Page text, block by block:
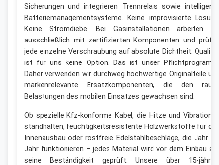
Sicherungen und integrieren Trennrelais sowie
Batteriemanagementsysteme. Keine improvisierte
Keine Stromdiebe. Bei Gasinstallationen arbeiten
ausschließlich mit zertifizierten Komponenten und
jede einzelne Verschraubung auf absolute Dichtheit.
ist für uns keine Option. Das ist unser
Daher verwenden wir durchweg hochwertige Originalteile
markenrelevante Ersatzkomponenten, die den
Belastungen des mobilen Einsatzes gewachsen sind.
Ob spezielle Kfz-konforme Kabel, die Hitze und
standhalten, feuchtigkeitsresistente Holzwerkstoffe für
Innenausbau oder rostfreie Edelstahlbeschläge, die Jahr
Jahr funktionieren – jedes Material wird vor dem Einbau
seine Beständigkeit geprüft. Unsere über 15-